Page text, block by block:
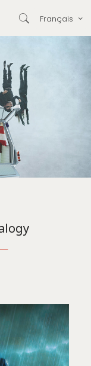
Français